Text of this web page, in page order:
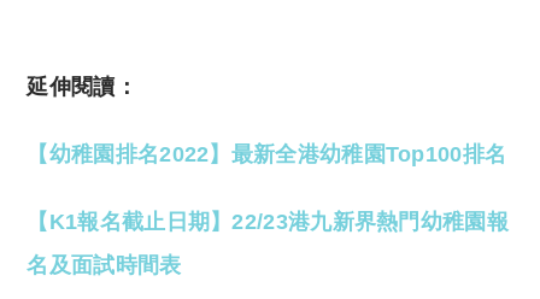
延伸閱讀：
【幼稚園排名2022】最新全港幼稚園Top100排名
【K1報名截止日期】22/23港九新界熱門幼稚園報
名及面試時間表